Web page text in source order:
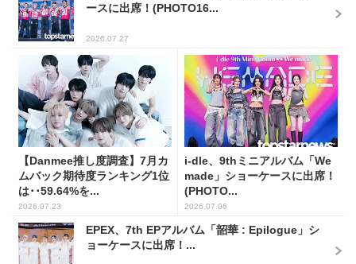
ースに出席！(PHOTO16...
2026.07.27
【Danmee推し度調査】7月カ
ムバック期待度ランキング1位
は･･59.64%を...
2026.07.23
i-dle、9thミニアルバム「We
made」ショーケースに出席！
(PHOTO...
2026.07.06
EPEX、7th EPアルバム「韶華 : Epilogue」シ
ョーケースに出席！...